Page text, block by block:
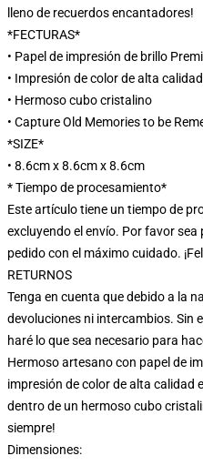
lleno de recuerdos encantadores!
*FECTURAS*
• Papel de impresión de brillo
• Impresión de color de alta calidad
• Hermoso cubo cristalino
• Capture Old Memories to be
*SIZE*
• 8.6cm x 8.6cm x 8.6cm
* Tiempo de procesamiento*
Este artículo tiene un tiempo de
excluyendo el envío. Por favor
pedido con el máximo cuidado.
RETURNOS
Tenga en cuenta que debido a la
devoluciones ni intercambios. Sin
haré lo que sea necesario para
Hermoso artesano con papel de
impresión de color de alta calidad
dentro de un hermoso cubo
siempre!
Dimensiones: